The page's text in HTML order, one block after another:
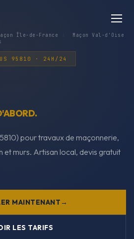
Île-de-France
Maçon Val-d'Oise
95810 · 24H/24
pour travaux de maçonnerie,
murs. Artisan local, devis gratuit
MAINTENANT
LES TARIFS